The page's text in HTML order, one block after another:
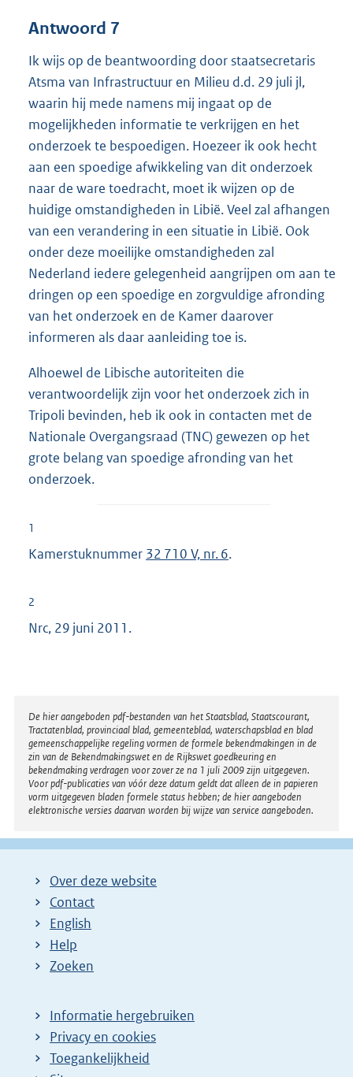
Antwoord 7
Ik wijs op de beantwoording door staatsecretaris
Atsma van Infrastructuur en Milieu d.d. 29 juli jl,
waarin hij mede namens mij ingaat op de
mogelijkheden informatie te verkrijgen en het
onderzoek te bespoedigen. Hoezeer ik ook hecht
aan een spoedige afwikkeling van dit onderzoek
naar de ware toedracht, moet ik wijzen op de
huidige omstandigheden in Libië. Veel zal afhangen
van een verandering in een situatie in Libië. Ook
onder deze moeilijke omstandigheden zal
Nederland iedere gelegenheid aangrijpen om aan te
dringen op een spoedige en zorgvuldige afronding
van het onderzoek en de Kamer daarover
informeren als daar aanleiding toe is.
Alhoewel de Libische autoriteiten die
verantwoordelijk zijn voor het onderzoek zich in
Tripoli bevinden, heb ik ook in contacten met de
Nationale Overgangsraad (TNC) gewezen op het
grote belang van spoedige afronding van het
onderzoek.
1
Kamerstuknummer 32 710 V, nr. 6.
2
Nrc, 29 juni 2011.
Disclaimer
De hier aangeboden pdf-bestanden van het Staatsblad, Staatscourant,
Tractatenblad, provinciaal blad, gemeenteblad, waterschapsblad en blad
gemeenschappelijke regeling vormen de formele bekendmakingen in de
zin van de Bekendmakingswet en de Rijkswet goedkeuring en
bekendmaking verdragen voor zover ze na 1 juli 2009 zijn uitgegeven.
Voor pdf-publicaties van vóór deze datum geldt dat alleen de in papieren
vorm uitgegeven bladen formele status hebben; de hier aangeboden
elektronische versies daarvan worden bij wijze van service aangeboden.
Over deze website
Contact
English
Help
Zoeken
Informatie hergebruiken
Privacy en cookies
Toegankelijkheid